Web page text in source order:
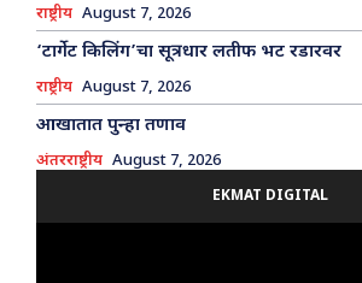
राष्ट्रीय August 7, 2026
‘टार्गेट किलिंग’चा सूत्रधार लतीफ भट रडारवर
राष्ट्रीय August 7, 2026
आखातात पुन्हा तणाव
अंतरराष्ट्रीय August 7, 2026
EKMAT DIGITAL